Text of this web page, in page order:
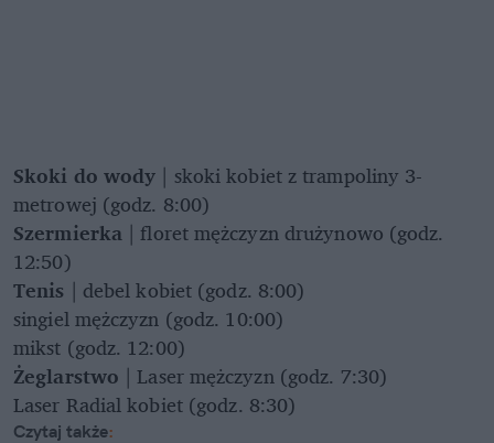
Skoki do wody | skoki kobiet z trampoliny 3-
metrowej (godz. 8:00)
Szermierka | floret mężczyzn drużynowo (godz.
12:50)
Tenis | debel kobiet (godz. 8:00)
singiel mężczyzn (godz. 10:00)
mikst (godz. 12:00)
Żeglarstwo | Laser mężczyzn (godz. 7:30)
Laser Radial kobiet (godz. 8:30)
Czytaj także: